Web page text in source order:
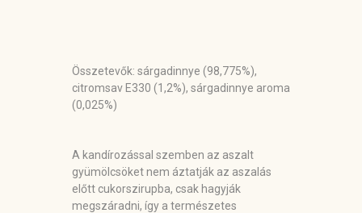
Összetevők: sárgadinnye (98,775%),
citromsav E330 (1,2%), sárgadinnye aroma
(0,025%)
A kandírozással szemben az aszalt
gyümölcsöket nem áztatják az aszalás
előtt cukorszirupba, csak hagyják
megszáradni, így a természetes